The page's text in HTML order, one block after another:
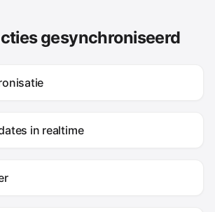
gesynchroniseerd
in realtime